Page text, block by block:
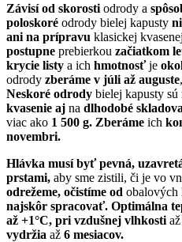
Závisí od skorosti odrody a
poloskoré odrody bielej kapusty
ani na prípravu klasickej
postupne prebierkou začiatkom
krycie listy a ich hmotnosťje
odrody zberáme v júli až auguste
Neskoré odrody bielej kapusty sú
kvasenie aj na dlhodobé
viac ako 1 500 g. Zberáme ich
novembri.
Hlávka musí byť pevná,
prstami, aby sme zistili, či je vo
odrežeme, očistíme od obalových
najskôr spracovať. Optimálna
až +1°C, pri vzdušnej vlhkosti až
vydržia až 6 mesiacov.